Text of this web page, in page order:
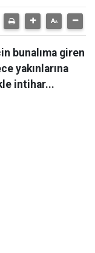
bunalıma giren
yakınlarına
intihar...